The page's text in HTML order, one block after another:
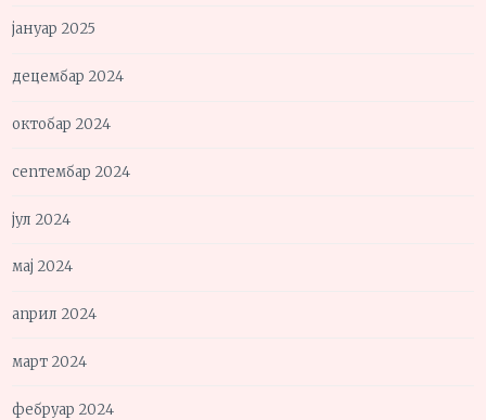
јануар 2025
децембар 2024
октобар 2024
септембар 2024
јул 2024
мај 2024
април 2024
март 2024
фебруар 2024